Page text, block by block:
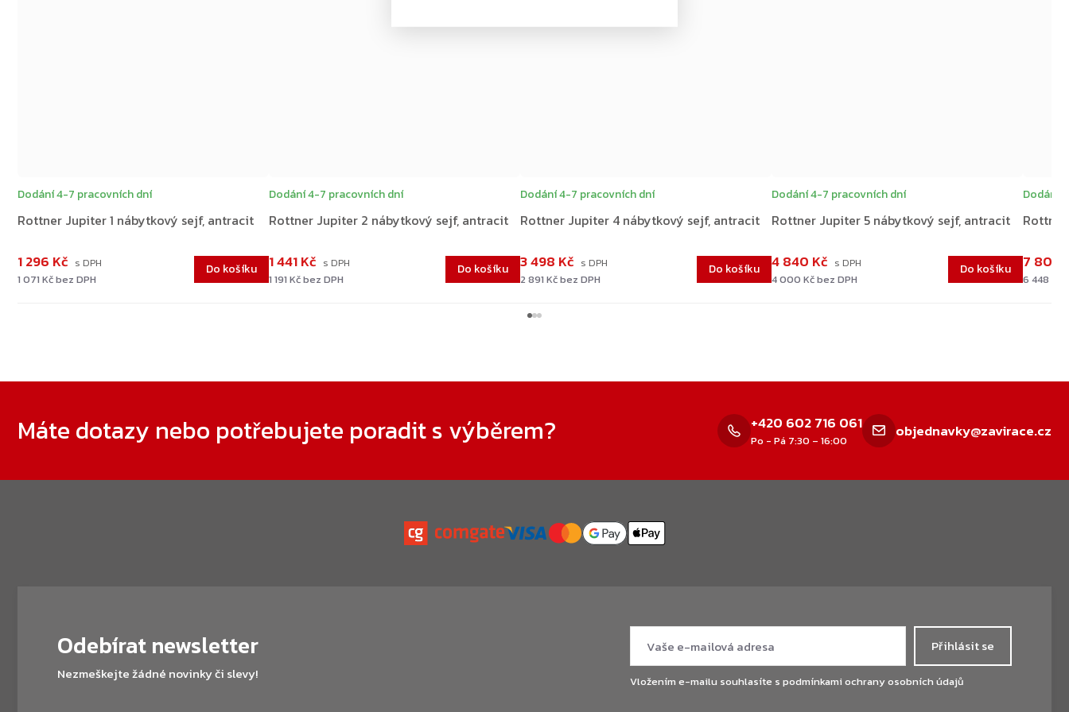
Rottner Jupiter 1 nábytkový sejf, antracit
Dodání 4-7 pracovních dní
1 071 Kč bez DPH
1 296 Kč Do košíku
Rottner Jupiter 2 nábytkový sejf, antracit
Dodání 4-7 pracovních dní
1 191 Kč bez DPH
1 441 Kč Do košíku
Rottner Jupiter 4 nábytkový sejf, antracit
Dodání 4-7 pracovních dní
2 891 Kč bez DPH
3 498 Kč Do košíku
Rottner Jupiter 5 nábytkový sejf, antracit
Dodání 4-7 pracovních dní
4 000 Kč bez DPH
4 840 Kč Do košíku
Dodání
6 448 Kč
7 802
Máte dotazy nebo potřebujete poradit s výběrem?
+420 602 716 061
Po - Pá 7:30 – 16:00 objednavky@zavirace.cz
Odebírat newsletter
Nezmeškejte žádné novinky či slevy!
Přihlásit se
Vložením e-mailu souhlasíte s podmínkami ochrany osobních údajů